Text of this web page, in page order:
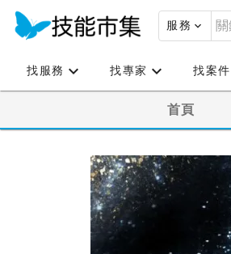
服務
找服務 找專家 找案件
首頁